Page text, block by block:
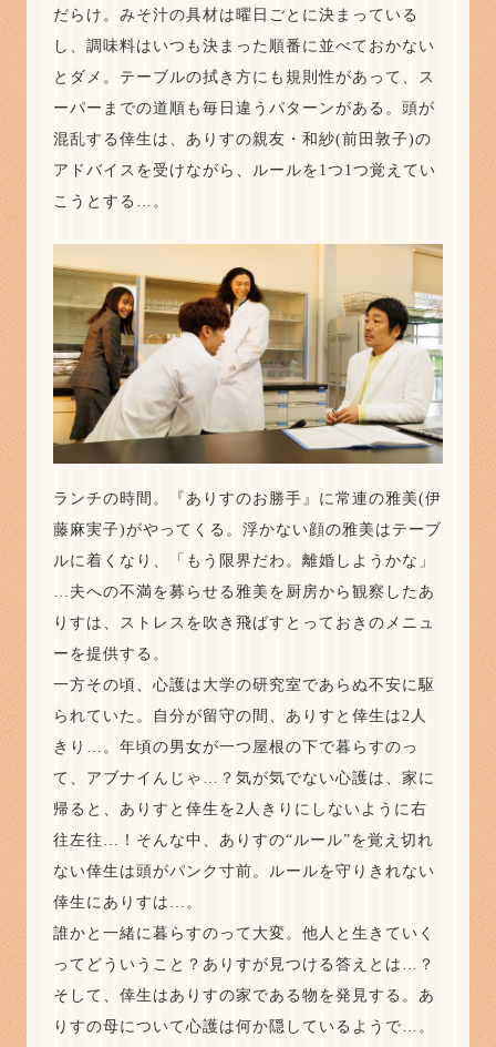
だらけ。みそ汁の具材は曜日ごとに決まっている
し、調味料はいつも決まった順番に並べておかない
とダメ。テーブルの拭き方にも規則性があって、ス
ーパーまでの道順も毎日違うパターンがある。頭が
混乱する倖生は、ありすの親友・和紗(前田敦子)の
アドバイスを受けながら、ルールを1つ1つ覚えてい
こうとする…。
ランチの時間。『ありすのお勝手』に常連の雅美(伊
藤麻実子)がやってくる。浮かない顔の雅美はテーブ
ルに着くなり、「もう限界だわ。離婚しようかな」
…夫への不満を募らせる雅美を厨房から観察したあ
りすは、ストレスを吹き飛ばすとっておきのメニュ
ーを提供する。
一方その頃、心護は大学の研究室であらぬ不安に駆
られていた。自分が留守の間、ありすと倖生は2人
きり…。年頃の男女が一つ屋根の下で暮らすのっ
て、アブナイんじゃ…？気が気でない心護は、家に
帰ると、ありすと倖生を2人きりにしないように右
往左往…！そんな中、ありすの“ルール”を覚え切れ
ない倖生は頭がパンク寸前。ルールを守りきれない
倖生にありすは…。
誰かと一緒に暮らすのって大変。他人と生きていく
ってどういうこと？ありすが見つける答えとは…？
そして、倖生はありすの家である物を発見する。あ
りすの母について心護は何か隠しているようで…。